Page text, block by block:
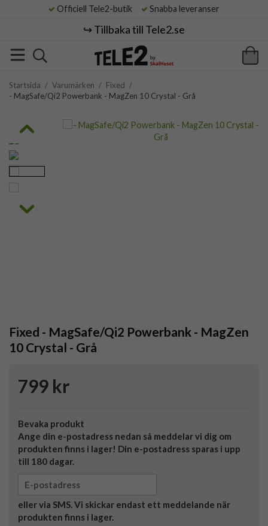
Officiell Tele2-butik Snabba leveranser
↪️ Tillbaka till Tele2.se
Startsida / Varumärken / Fixed /
- MagSafe/Qi2 Powerbank - MagZen 10 Crystal - Grå
Fixed - MagSafe/Qi2 Powerbank - MagZen
10 Crystal - Grå
799 kr
Bevaka produkt
Ange din e-postadress nedan så meddelar vi dig om
produkten finns i lager! Din e-postadress sparas i upp
till 180 dagar.
eller via SMS. Vi skickar endast ett meddelande när
produkten finns i lager.